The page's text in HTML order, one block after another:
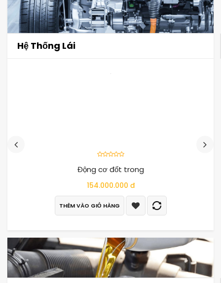
Hệ Thống Lái
Động cơ đốt trong
154.000.000 đ
THÊM VÀO GIỎ HÀNG